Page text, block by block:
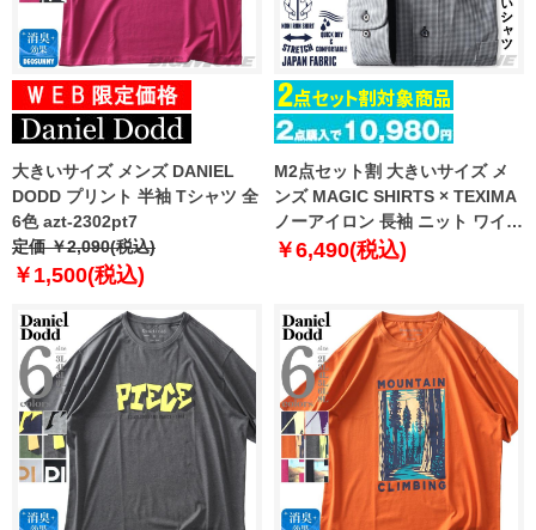
大きいサイズ メンズ DANIEL
DODD プリント 半袖 Tシャツ 全
6色 azt-2302pt7
定価 ￥2,090(税込)
￥1,500(税込)
M2点セット割 大きいサイズ メ
ンズ MAGIC SHIRTS × TEXIMA
ノーアイロン 長袖 ニット ワイシ
ャツ ワイドカラー 吸水速乾 スト
￥6,490(税込)